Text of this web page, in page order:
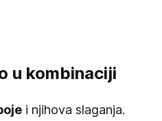
u kombinaciji
i njihova slaganja.